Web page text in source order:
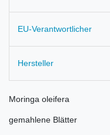
EU-Verantwortlicher
Hersteller
Moringa oleifera
gemahlene Blätter